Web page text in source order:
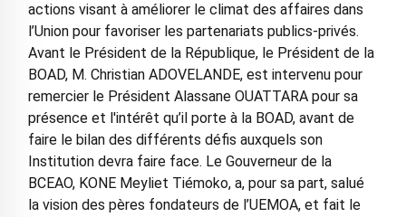
actions visant à améliorer le climat des affaires dans
l’Union pour favoriser les partenariats publics-privés.
Avant le Président de la République, le Président de la
BOAD, M. Christian ADOVELANDE, est intervenu pour
remercier le Président Alassane OUATTARA pour sa
présence et l'intérêt qu’il porte à la BOAD, avant de
faire le bilan des différents défis auxquels son
Institution devra faire face. Le Gouverneur de la
BCEAO, KONE Meyliet Tiémoko, a, pour sa part, salué
la vision des pères fondateurs de l’UEMOA, et fait le